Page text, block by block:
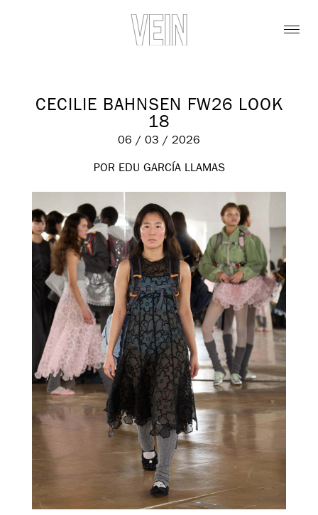
CECILIE BAHNSEN FW26 LOOK
18
06 / 03 / 2026
POR EDU GARCÍA LLAMAS